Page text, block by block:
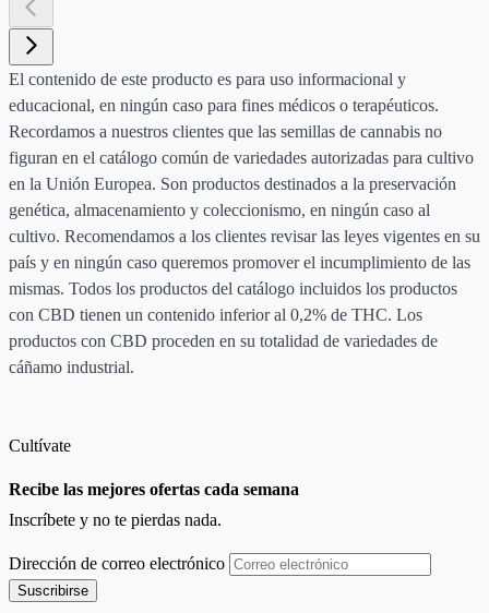
El contenido de este producto es para uso informacional y
educacional, en ningún caso para fines médicos o terapéuticos.
Recordamos a nuestros clientes que las semillas de cannabis no
figuran en el catálogo común de variedades autorizadas para cultivo
en la Unión Europea. Son productos destinados a la preservación
genética, almacenamiento y coleccionismo, en ningún caso al
cultivo. Recomendamos a los clientes revisar las leyes vigentes en su
país y en ningún caso queremos promover el incumplimiento de las
mismas. Todos los productos del catálogo incluidos los productos
con CBD tienen un contenido inferior al 0,2% de THC. Los
productos con CBD proceden en su totalidad de variedades de
cáñamo industrial.
Cultívate
Recibe las mejores ofertas cada semana
Inscríbete y no te pierdas nada.
Dirección de correo electrónico
Suscribirse